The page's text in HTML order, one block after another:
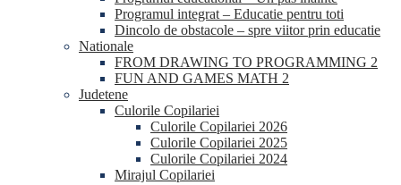
Programul integrat – Educatie pentru toti
Dincolo de obstacole – spre viitor prin educatie
Nationale
FROM DRAWING TO PROGRAMMING 2
FUN AND GAMES MATH 2
Judetene
Culorile Copilariei
Culorile Copilariei 2026
Culorile Copilariei 2025
Culorile Copilariei 2024
Mirajul Copilariei